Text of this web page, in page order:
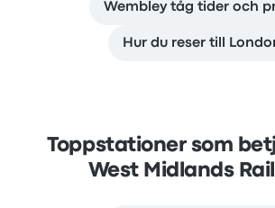
Wembley tåg tider och
Hur du reser till
Toppstationer som
West Midlands